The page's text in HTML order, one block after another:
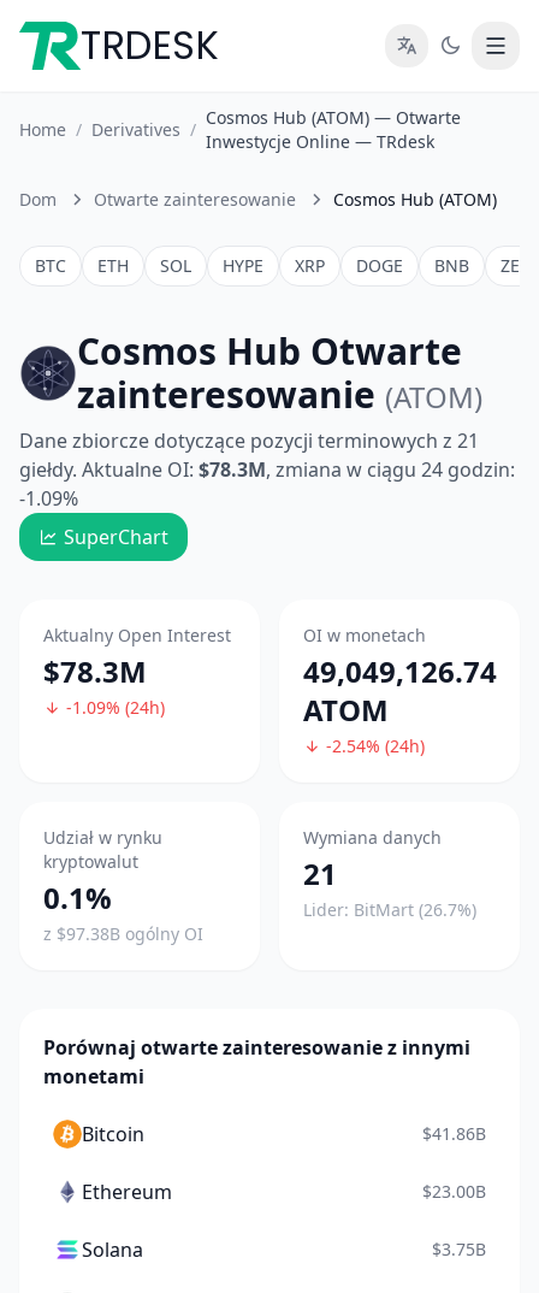
TRDESK
Home / Derivatives /
Cosmos Hub (ATOM) — Otwarte
Inwestycje Online — TRdesk
Dom Otwarte zainteresowanie Cosmos Hub (ATOM)
BTC ETH SOL HYPE XRP DOGE BNB ZEC
Cosmos Hub Otwarte
zainteresowanie (ATOM)
Dane zbiorcze dotyczące pozycji terminowych z 21
giełdy. Aktualne OI: $78.3M, zmiana w ciągu 24 godzin:
-1.09%
SuperChart
Aktualny Open Interest
$78.3M
-1.09% (24h)
OI w monetach
49,049,126.74
ATOM
-2.54% (24h)
Udział w rynku
kryptowalut
0.1%
z $97.38B ogólny OI
Wymiana danych
21
Lider: BitMart (26.7%)
Porównaj otwarte zainteresowanie z innymi
monetami
Bitcoin $41.86B
Ethereum $23.00B
Solana $3.75B